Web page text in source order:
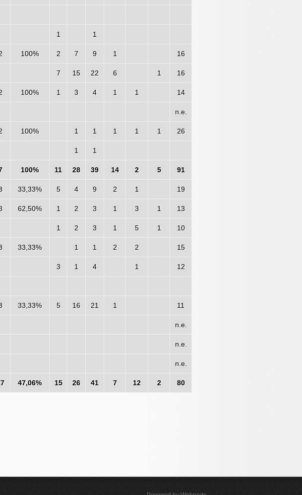
1 1
100% 2 7 9 1 16
7 15 22 6 1 16
100% 1 3 4 1 1 14
n.e.
100% 1 1 1 1 1 26
1 1
100% 11 28 39 14 2 5 91
33,33% 5 4 9 2 1 19
62,50% 1 2 3 1 3 1 13
1 2 3 1 5 1 10
33,33% 1 1 2 2 15
3 1 4 1 12
33,33% 5 16 21 1 11
n.e.
n.e.
n.e.
47,06% 15 26 41 7 12 2 80